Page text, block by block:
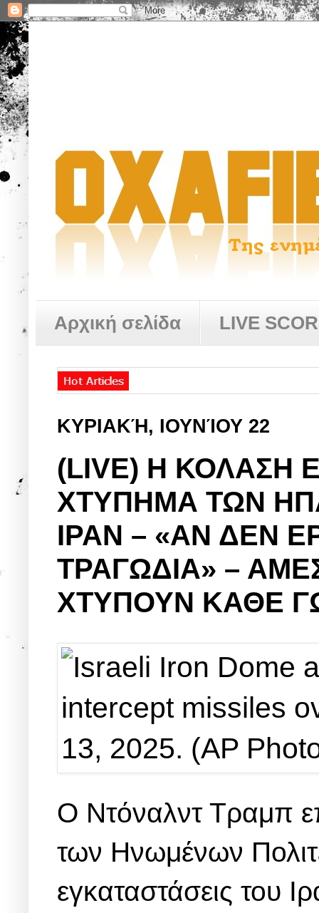
Αρχική σελίδα LIVE
ΚΥΡΙΑΚΉ, ΙΟΥΝΊΟΥ 22
(LIVE) Η ΚΟΛΑΣΗ
ΧΤΥΠΗΜΑ ΤΩΝ
ΙΡΑΝ – «ΑΝ ΔΕΝ
ΤΡΑΓΩΔΙΑ» –
ΧΤΥΠΟΥΝ ΚΑΘΕ
Ο Ντόναλντ Τραμπ
των Ηνωμένων
εγκαταστάσεις του